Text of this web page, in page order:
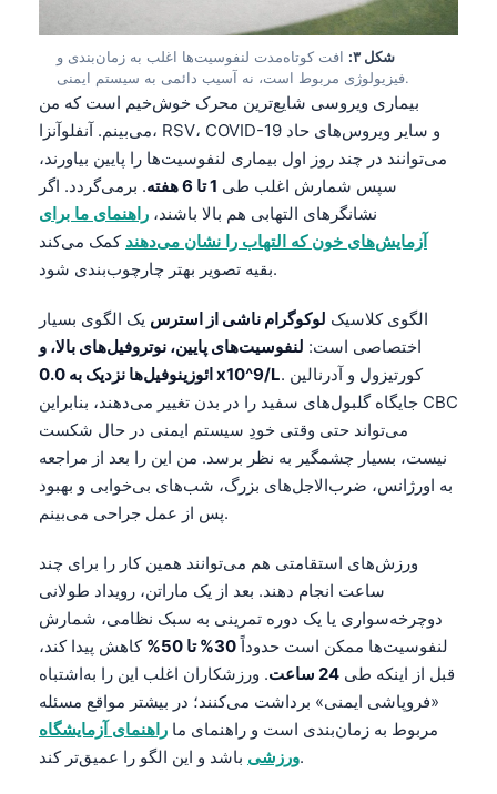
شکل ۳:
افت کوتاه‌مدت لنفوسیت‌ها اغلب به زمان‌بندی و
فیزیولوژی مربوط است، نه آسیب دائمی به سیستم ایمنی.
بیماری ویروسی شایع‌ترین محرک خوش‌خیم است که من
می‌بینم. آنفلوآنزا، RSV، COVID-19 و سایر ویروس‌های حاد
می‌توانند در چند روز اول بیماری لنفوسیت‌ها را پایین بیاورند،
سپس شمارش اغلب طی 1 تا 6 هفته
. برمی‌گردد. اگر
نشانگرهای التهابی هم بالا باشند، راهنمای ما برای
آزمایش‌های خون که التهاب را نشان می‌دهند کمک می‌کند
بقیه تصویر بهتر چارچوب‌بندی شود.
الگوی کلاسیک لوکوگرام ناشی از استرس یک الگوی بسیار
اختصاصی است: لنفوسیت‌های پایین، نوتروفیل‌های بالا، و
ائوزینوفیل‌ها نزدیک به 0.0 x10^9/L. کورتیزول و آدرنالین
جایگاه گلبول‌های سفید را در بدن تغییر می‌دهند، بنابراین CBC
می‌تواند حتی وقتی خودِ سیستم ایمنی در حال شکست
نیست، بسیار چشمگیر به نظر برسد. من این را بعد از مراجعه
به اورژانس، ضرب‌الاجل‌های بزرگ، شب‌های بی‌خوابی و بهبود
پس از عمل جراحی می‌بینم.
ورزش‌های استقامتی هم می‌توانند همین کار را برای چند
ساعت انجام دهند. بعد از یک ماراتن، رویداد طولانی
دوچرخه‌سواری یا یک دوره تمرینی به سبک نظامی، شمارش
لنفوسیت‌ها ممکن است حدوداً30% تا 50%
کاهش پیدا کند،
قبل از اینکه طی 24 ساعت
. ورزشکاران اغلب این را به‌اشتباه
«فروپاشی ایمنی» برداشت می‌کنند؛ در بیشتر مواقع مسئله
مربوط به زمان‌بندی است و راهنمای ما راهنمای آزمایشگاه
ورزشیباشد و این الگو را عمیق‌تر کند.